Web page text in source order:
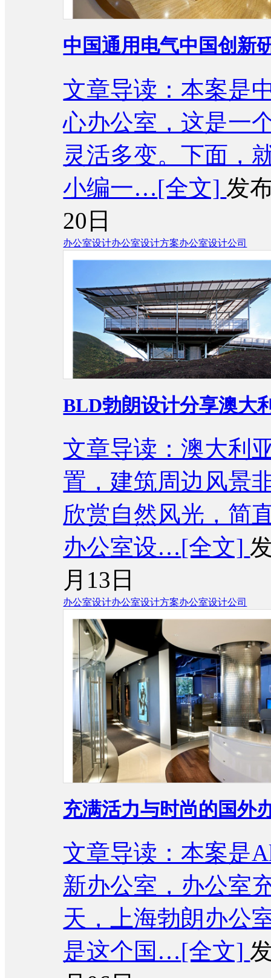
中国通用电气中国创新
文章导读：本案是
心办公室，这是一
灵活多变。下面，
小编一…[全文] 发
20日
办公室设计办公室设计方案办公室设计公司
BLD勃朗设计分享澳大
文章导读：澳大利
置，建筑周边风景
欣赏自然风光，简
办公室设…[全文]
月13日
办公室设计办公室设计方案办公室设计公司
充满活力与时尚的国外
文章导读：本案是
新办公室，办公室
天，上海勃朗办公
是这个国…[全文]